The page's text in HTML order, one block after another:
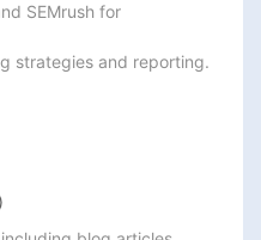
SEMrush for
strategies and reporting.